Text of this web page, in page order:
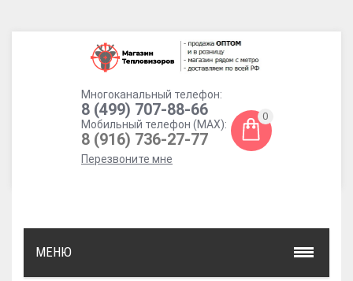
Многоканальный телефон:
8 (499) 707-88-66
Мобильный телефон (MAX):
8 (916) 736-27-77
Перезвоните мне
0
МЕНЮ